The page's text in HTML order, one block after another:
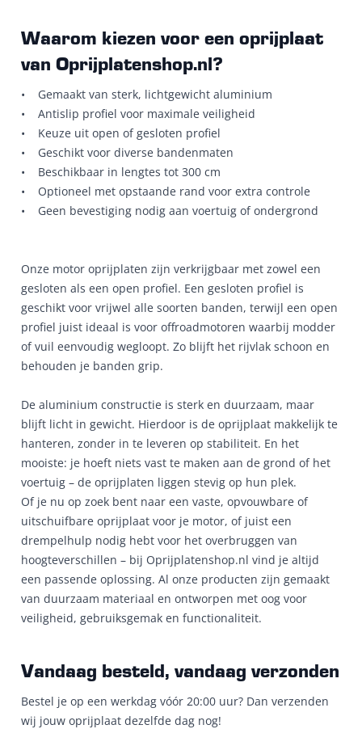
Waarom kiezen voor een oprijplaat
van Oprijplatenshop.nl?
• Gemaakt van sterk, lichtgewicht aluminium
• Antislip profiel voor maximale veiligheid
• Keuze uit open of gesloten profiel
• Geschikt voor diverse bandenmaten
• Beschikbaar in lengtes tot 300 cm
• Optioneel met opstaande rand voor extra controle
• Geen bevestiging nodig aan voertuig of ondergrond
Onze motor oprijplaten zijn verkrijgbaar met zowel een
gesloten als een open profiel. Een gesloten profiel is
geschikt voor vrijwel alle soorten banden, terwijl een open
profiel juist ideaal is voor offroadmotoren waarbij modder
of vuil eenvoudig wegloopt. Zo blijft het rijvlak schoon en
behouden je banden grip.
De aluminium constructie is sterk en duurzaam, maar
blijft licht in gewicht. Hierdoor is de oprijplaat makkelijk te
hanteren, zonder in te leveren op stabiliteit. En het
mooiste: je hoeft niets vast te maken aan de grond of het
voertuig – de oprijplaten liggen stevig op hun plek.
Of je nu op zoek bent naar een vaste, opvouwbare of
uitschuifbare oprijplaat voor je motor, of juist een
drempelhulp nodig hebt voor het overbruggen van
hoogteverschillen – bij Oprijplatenshop.nl vind je altijd
een passende oplossing. Al onze producten zijn gemaakt
van duurzaam materiaal en ontworpen met oog voor
veiligheid, gebruiksgemak en functionaliteit.
Vandaag besteld, vandaag verzonden
Bestel je op een werkdag vóór 20:00 uur? Dan verzenden
wij jouw oprijplaat dezelfde dag nog!